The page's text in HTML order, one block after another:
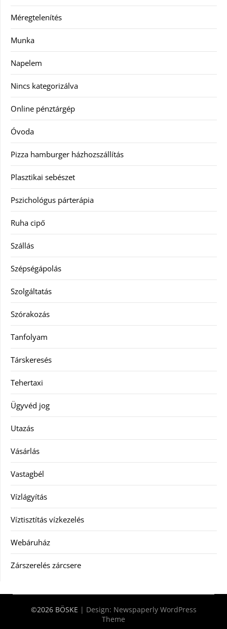
Méregtelenítés
Munka
Napelem
Nincs kategorizálva
Online pénztárgép
Óvoda
Pizza hamburger házhozszállítás
Plasztikai sebészet
Pszichológus párterápia
Ruha cipő
Szállás
Szépségápolás
Szolgáltatás
Szórakozás
Tanfolyam
Társkeresés
Tehertaxi
Ügyvéd jog
Utazás
Vásárlás
Vastagbél
Vízlágyítás
Víztisztítás vízkezelés
Webáruház
Zárszerelés zárcsere
©2026 BÖSKE | Design: Newspaperly WordPress
Theme